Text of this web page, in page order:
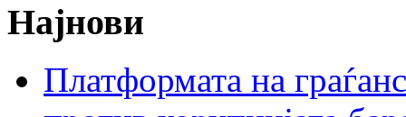
Најнови
Платформата на